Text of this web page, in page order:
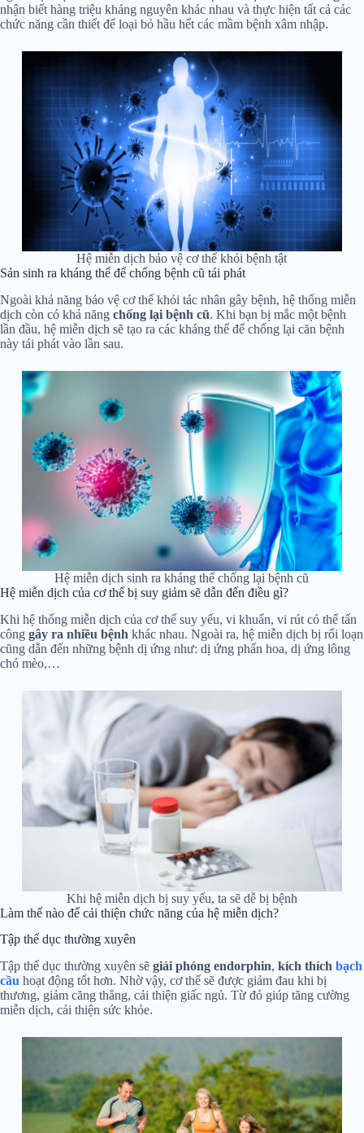
nhận biết hàng triệu kháng nguyên khác nhau và thực hiện tất cả các
chức năng cần thiết để loại bỏ hầu hết các mầm bệnh xâm nhập.
Hệ miễn dịch bảo vệ cơ thể khỏi bệnh tật
Sản sinh ra kháng thể để chống bệnh cũ tái phát
Ngoài khả năng bảo vệ cơ thể khỏi tác nhân gây bệnh, hệ thống miễn
dịch còn có khả năng chống lại bệnh cũ. Khi bạn bị mắc một bệnh
lần đầu, hệ miễn dịch sẽ tạo ra các kháng thể để chống lại căn bệnh
này tái phát vào lần sau.
Hệ miễn dịch sinh ra kháng thể chống lại bệnh cũ
Hệ miễn dịch của cơ thể bị suy giảm sẽ dẫn đến điều gì?
Khi hệ thống miễn dịch của cơ thể suy yếu, vi khuẩn, vi rút có thể tấn
công gây ra nhiều bệnh khác nhau. Ngoài ra, hệ miễn dịch bị rối loạn
cũng dẫn đến những bệnh dị ứng như: dị ứng phấn hoa, dị ứng lông
chó mèo,…
Khi hệ miễn dịch bị suy yếu, ta sẽ dễ bị bệnh
Làm thế nào để cải thiện chức năng của hệ miễn dịch?
Tập thể dục thường xuyên
Tập thể dục thường xuyên sẽ giải phóng endorphin, kích thích bạch
cầu hoạt động tốt hơn. Nhờ vậy, cơ thể sẽ được giảm đau khi bị
thương, giảm căng thẳng, cải thiện giấc ngủ. Từ đó giúp tăng cường
miễn dịch, cải thiện sức khỏe.